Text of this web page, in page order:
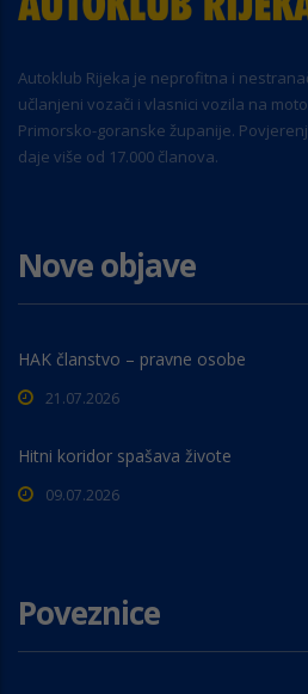
Autoklub Rijeka je neprofitna i
učlanjeni vozači i vlasnici vozila na
Primorsko-goranske županije.
daje više od 17.000 članova.
Nove objave
HAK članstvo – pravne osobe
21.07.2026
Hitni koridor spašava živote
09.07.2026
Poveznice